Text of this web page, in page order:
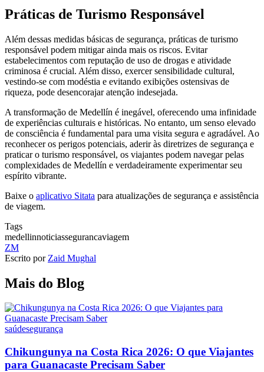
Práticas de Turismo Responsável
Além dessas medidas básicas de segurança, práticas de turismo
responsável podem mitigar ainda mais os riscos. Evitar
estabelecimentos com reputação de uso de drogas e atividade
criminosa é crucial. Além disso, exercer sensibilidade cultural,
vestindo-se com modéstia e evitando exibições ostensivas de
riqueza, pode desencorajar atenção indesejada.
A transformação de Medellín é inegável, oferecendo uma infinidade
de experiências culturais e históricas. No entanto, um senso elevado
de consciência é fundamental para uma visita segura e agradável. Ao
reconhecer os perigos potenciais, aderir às diretrizes de segurança e
praticar o turismo responsável, os viajantes podem navegar pelas
complexidades de Medellín e verdadeiramente experimentar seu
espírito vibrante.
Baixe o aplicativo Sitata para atualizações de segurança e assistência
de viagem.
Tags
medellinnoticiassegurancaviagem
ZM
Escrito por Zaid Mughal
Mais do Blog
saúdesegurança
Chikungunya na Costa Rica 2026: O que Viajantes
para Guanacaste Precisam Saber